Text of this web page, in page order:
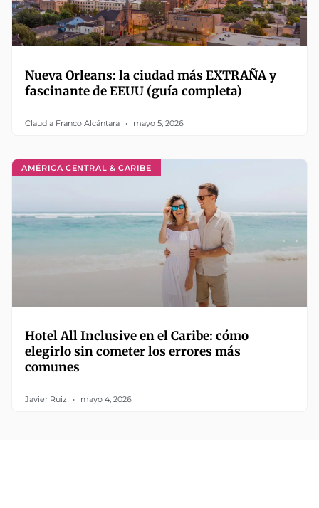
Nueva Orleans: la ciudad más EXTRAÑA y
fascinante de EEUU (guía completa)
Claudia Franco Alcántara mayo 5, 2026
AMÉRICA CENTRAL & CARIBE
Hotel All Inclusive en el Caribe: cómo
elegirlo sin cometer los errores más
comunes
Javier Ruiz mayo 4, 2026